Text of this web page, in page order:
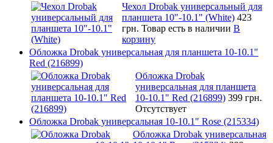
Чехол Drobak универсальный для
планшета 10"-10.1" (White) 423
грн. Товар есть в наличии В
корзину
Обложка Drobak универсальная для планшета 10-10.1"
Red (216899)
Обложка Drobak
универсальная для планшета
10-10.1" Red (216899) 399 грн.
Отсутствует
Обложка Drobak универсальная 10-10.1" Rose (215334)
Обложка Drobak универсальная